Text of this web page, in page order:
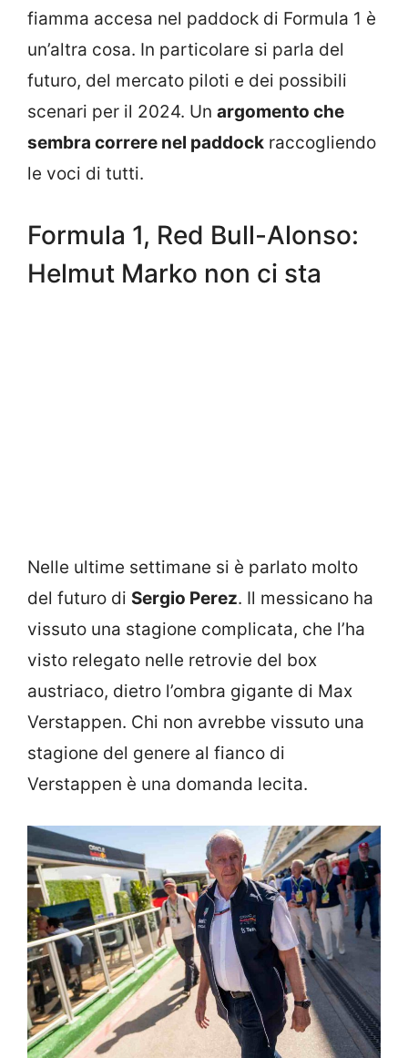
fiamma accesa nel paddock di Formula 1 è
un’altra cosa. In particolare si parla del
futuro, del mercato piloti e dei possibili
scenari per il 2024. Un argomento che
sembra correre nel paddock raccogliendo
le voci di tutti.
Formula 1, Red Bull-Alonso:
Helmut Marko non ci sta
Nelle ultime settimane si è parlato molto
del futuro di Sergio Perez. Il messicano ha
vissuto una stagione complicata, che l’ha
visto relegato nelle retrovie del box
austriaco, dietro l’ombra gigante di Max
Verstappen. Chi non avrebbe vissuto una
stagione del genere al fianco di
Verstappen è una domanda lecita.